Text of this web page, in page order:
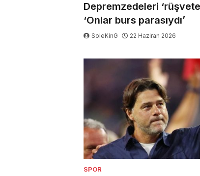
Depremzedeleri
‘Onlar burs parasıydı’
SoleKinG 22 Haziran 2026
SPOR